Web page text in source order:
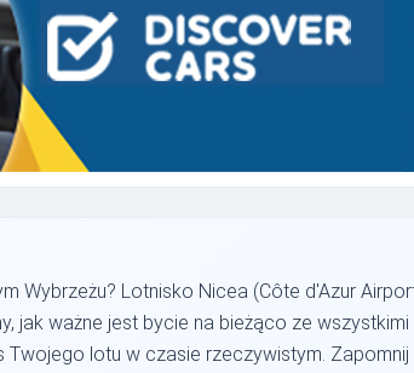
Wybrzeżu? Lotnisko Nicea (Côte d'Azur
jak ważne jest bycie na bieżąco ze
Twojego lotu w czasie rzeczywistym.